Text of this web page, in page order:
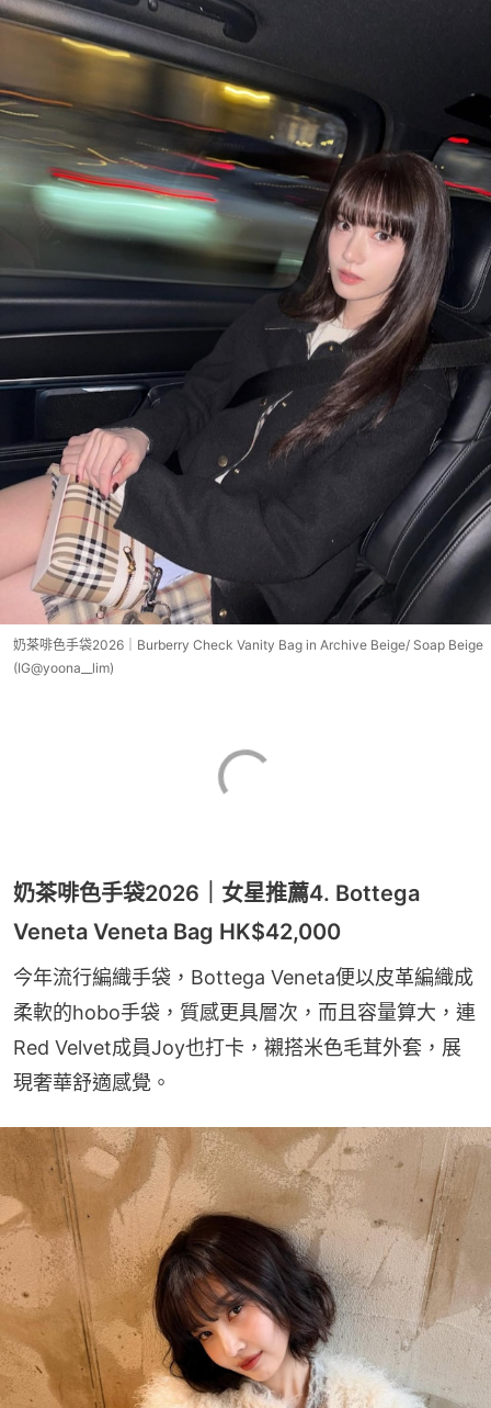
奶茶啡色手袋2026｜Burberry Check Vanity Bag in Archive Beige/ Soap Beige
(IG@yoona__lim)
奶茶啡色手袋2026｜女星推薦4. Bottega
Veneta Veneta Bag HK$42,000
今年流行編織手袋，Bottega Veneta便以皮革編織成
柔軟的hobo手袋，質感更具層次，而且容量算大，連
Red Velvet成員Joy也打卡，襯搭米色毛茸外套，展
現奢華舒適感覺。